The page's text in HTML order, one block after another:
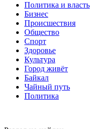
Политика и власть
Бизнес
Происшествия
Общество
Cпорт
Здоровье
Культура
Город живёт
Байкал
Чайный путь
Политика